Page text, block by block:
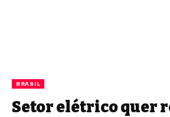
BRASIL
Setor elétrico quer